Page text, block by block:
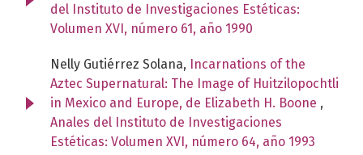
del Instituto de Investigaciones Estéticas:
Volumen XVI, número 61, año 1990
Nelly Gutiérrez Solana, Incarnations of the
Aztec Supernatural: The Image of Huitzilopochtli
in Mexico and Europe, de Elizabeth H. Boone ,
Anales del Instituto de Investigaciones
Estéticas: Volumen XVI, número 64, año 1993